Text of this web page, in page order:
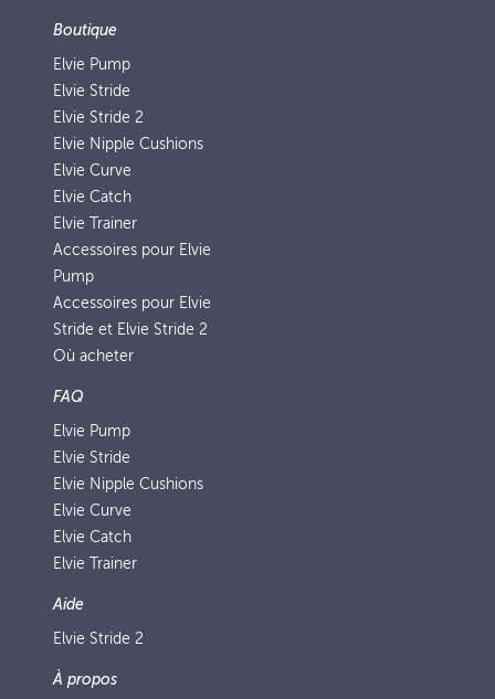
Boutique
Elvie Pump
Elvie Stride
Elvie Stride 2
Elvie Nipple Cushions
Elvie Curve
Elvie Catch
Elvie Trainer
Accessoires pour Elvie
Pump
Accessoires pour Elvie
Stride et Elvie Stride 2
Où acheter
FAQ
Elvie Pump
Elvie Stride
Elvie Nipple Cushions
Elvie Curve
Elvie Catch
Elvie Trainer
Aide
Elvie Stride 2
À propos